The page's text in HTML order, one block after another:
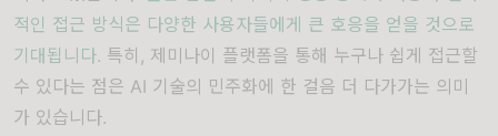
적인 접근 방식은 다양한 사용자들에게 큰 호응을 얻을 것으로
기대됩니다. 특히, 제미나이 플랫폼을 통해 누구나 쉽게 접근할
수 있다는 점은 AI 기술의 민주화에 한 걸음 더 다가가는 의미
가 있습니다.